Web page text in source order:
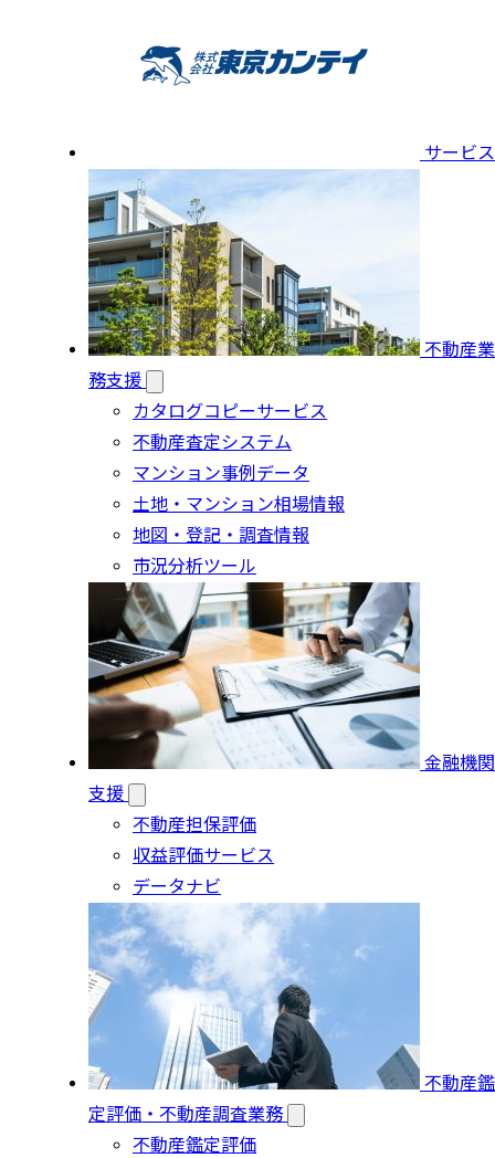
サービス
不動産業
務支援
カタログコピーサービス
不動産査定システム
マンション事例データ
土地・マンション相場情報
地図・登記・調査情報
市況分析ツール
金融機関
支援
不動産担保評価
収益評価サービス
データナビ
不動産鑑
定評価・不動産調査業務
不動産鑑定評価